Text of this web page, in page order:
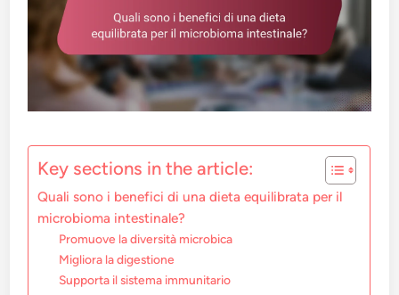
Key sections in the article:
Quali sono i benefici di una dieta equilibrata per il
microbioma intestinale?
Promuove la diversità microbica
Migliora la digestione
Supporta il sistema immunitario